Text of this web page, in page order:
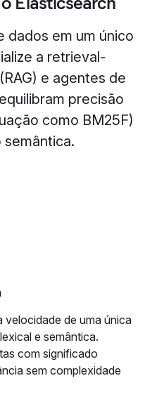
dados em um único
a retrieval-
e agentes de
precisão
como BM25F)
velocidade de uma única
e semântica.
com significado
sem complexidade